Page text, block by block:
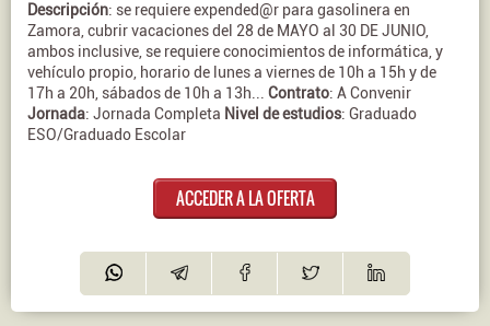
Descripción: se requiere expended@r para gasolinera en
Zamora, cubrir vacaciones del 28 de MAYO al 30 DE JUNIO,
ambos inclusive, se requiere conocimientos de informática, y
vehículo propio, horario de lunes a viernes de 10h a 15h y de
17h a 20h, sábados de 10h a 13h... Contrato: A Convenir
Jornada: Jornada Completa Nivel de estudios: Graduado
ESO/Graduado Escolar
ACCEDER A LA OFERTA